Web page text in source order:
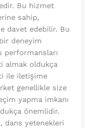
Bu hizmet
sahip,
davet edebilir. Bu
deneyim
performansları
almak oldukça
ile iletişime
genellikle size
yapma imkanı
önemlidir.
dans yetenekleri